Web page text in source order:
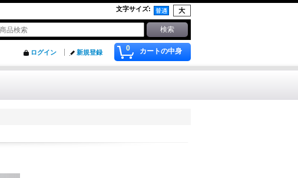
文字サイズ:
0 カートの中身
ログイン 新規登録